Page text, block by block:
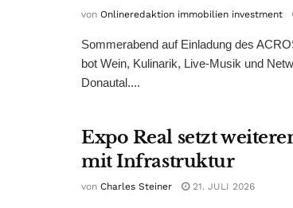
von Onlineredaktion immobilien investment
Sommerabend auf Einladung des
bot Wein, Kulinarik, Live-Musik und
Donautal....
Expo Real setzt
mit Infrastruktur
von Charles Steiner 21. JULI 2026